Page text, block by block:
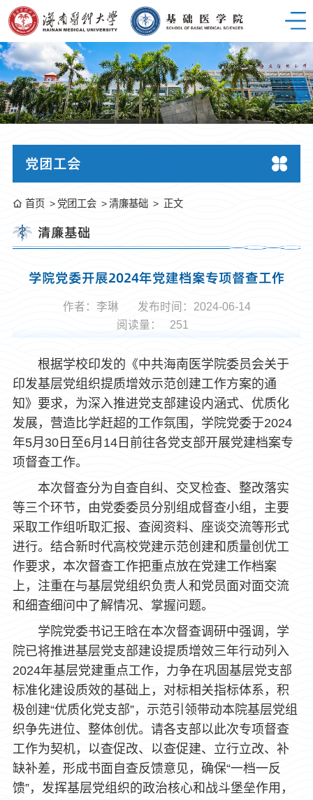
党团工会
首页 党团工会 清廉基础 正文
清廉基础
学院党委开展2024年党建档案专项督查工作
作者：李琳
发布时间：2024-06-14
阅读量：
251
根据学校印发的《中共海南医学院委员会关于
印发基层党组织提质增效示范创建工作方案的通
知》要求，为深入推进党支部建设内涵式、优质化
发展，营造比学赶超的工作氛围，学院党委于2024
年5月30日至6月14日前往各党支部开展党建档案专
项督查工作。
本次督查分为自查自纠、交叉检查、整改落实
等三个环节，由党委委员分别组成督查小组，主要
采取工作组听取汇报、查阅资料、座谈交流等形式
进行。结合新时代高校党建示范创建和质量创优工
作要求，本次督查工作把重点放在党建工作档案
上，注重在与基层党组织负责人和党员面对面交流
和细查细问中了解情况、掌握问题。
学院党委书记王晗在本次督查调研中强调，学
院已将推进基层党支部建设提质增效三年行动列入
2024年基层党建重点工作，力争在巩固基层党支部
标准化建设质效的基础上，对标相关指标体系，积
极创建“优质化党支部”，示范引领带动本院基层党组
织争先进位、整体创优。请各支部以此次专项督查
工作为契机，以查促改、以查促建、立行立改、补
缺补差，形成书面自查反馈意见，确保“一档一反
馈”，发挥基层党组织的政治核心和战斗堡垒作用，